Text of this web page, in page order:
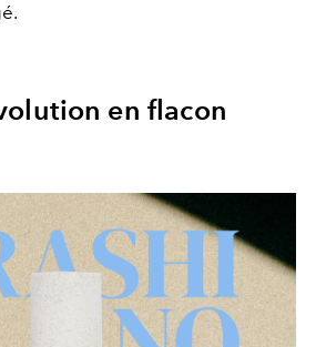
en flacon